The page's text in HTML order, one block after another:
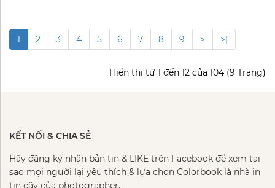
1 2 3 4 5 6 7 8 9 > >|
Hiển thị từ 1 đến 12 của 104 (9 Trang)
KẾT NỐI & CHIA SẺ
Hãy đăng ký nhận bản tin & LIKE trên Facebook để xem tại
sao mọi người lại yêu thích & lựa chọn Colorbook là nhà in
tin cậy của photographer.